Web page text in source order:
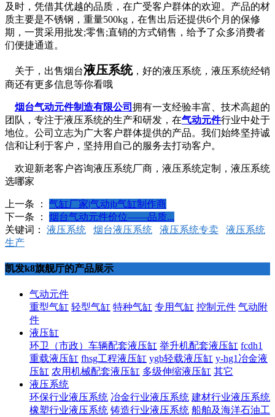
及时，凭借其优越的品质，在广受客户群体的欢迎。产品的材
质主要是不锈钢，重量500kg，在售出后还提供6个月的保修
期，一贯采用批发;零售;直销的方式销售，给予了众多消费者
们便捷通道。
关于，出售烟台液压系统，好的液压系统，液压系统经销
商还有更多信息等你看哦
烟台气动元件制造有限公司 拥有一支经验丰富、技术高超的
团队，专注于液压系统的生产和研发，在气动元件行业中处于
地位。公司立志为广大客户群体提供的产品。我们始终坚持诚
信和让利于客户，坚持用自己的服务去打动客户。
欢迎新老客户咨询液压系统厂商，液压系统定制，液压系统
选哪家
上一条 ：
气缸厂家|气动jb气缸制作商
下一条 ：
烟台气动元件价位——品质...
关键词： 液压系统 烟台液压系统 液压系统专卖
液压系统
生产
凯发k8旗舰厅的产品展示
气动元件
重型气缸 轻型气缸 特种气缸 专用气缸 控制元件 气动附
件
液压缸
环卫（市政）车辆配套液压缸 举升机配套液压缸 fcdh1
重载液压缸 fhsg工程液压缸 ygb轻载液压缸 y-hg1冶金液
压缸 农用机械配套液压缸 多级伸缩液压缸 其它
液压系统
环保行业液压系统 冶金行业液压系统 建材行业液压系统
橡塑行业液压系统 铸造行业液压系统 船舶及海洋石油工